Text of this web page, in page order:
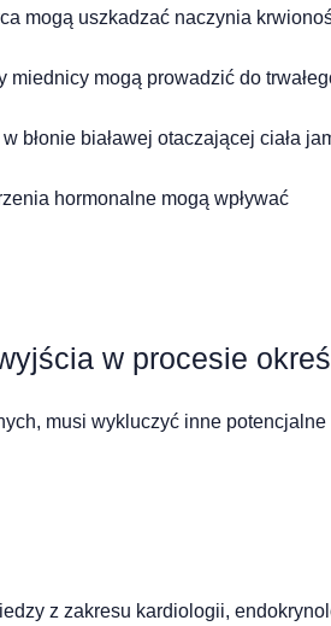
mogą uszkadzać naczynia
mogą prowadzić do
błonie białawej otaczającej ciała
hormonalne mogą wpływać
w procesie
musi wykluczyć inne
z zakresu kardiologii,